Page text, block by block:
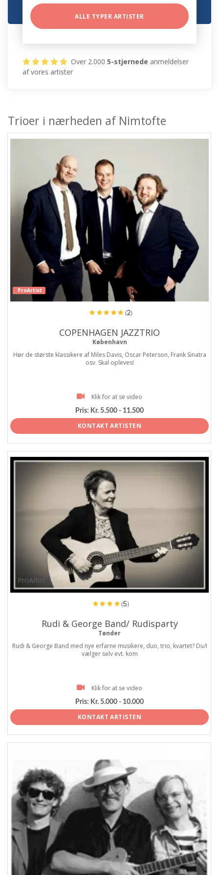
ALLE TYPER ARTISTER
Over 2.0005-stjernede anmeldelser
af vores artister
Trioer i nærheden af Nimtofte
ProArtist
(2)
COPENHAGEN JAZZTRIO
København
Hør de største klassikere af Miles Davis, Oscar Peterson, Frank Sinatra
osv. Skal opleves!
Klik for at se video
Pris: Kr. 5.500 - 11.500
KONTAKT ARTISTEN
ProArtist
(5)
Rudi & George Band/ Rudisparty
Tønder
Rudi & George Band med nye erfarne musikere, duo, trio, kvartet? Du/I
vælger selv evt. kom
Klik for at se video
Pris: Kr. 5.000 - 10.000
KONTAKT ARTISTEN